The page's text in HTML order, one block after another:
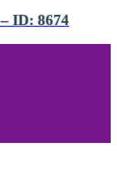
ID: 8674